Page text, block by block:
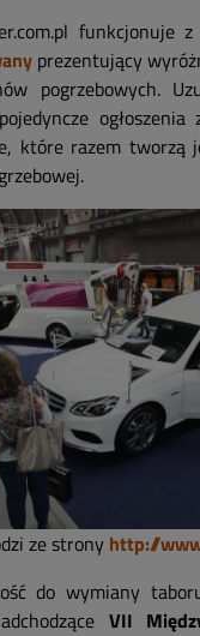
funkcjonuje
prezentujący
pogrzebowych.
które razem tworzą
ze strony http://
do wymiany
VII